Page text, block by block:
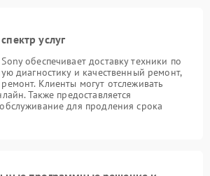
услуг
обеспечивает доставку техники по
диагностику и качественный ремонт,
Клиенты могут отслеживать
Также предоставляется
для продления срока